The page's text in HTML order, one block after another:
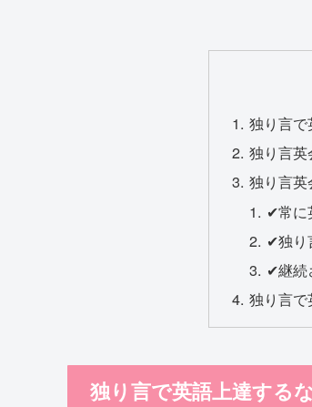
独り言で
独り言
独り言
✔常に
✔独り
✔継続
独り言
独り言で英語上達する